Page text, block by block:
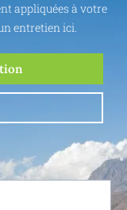
appliquées à votre
entretien ici.